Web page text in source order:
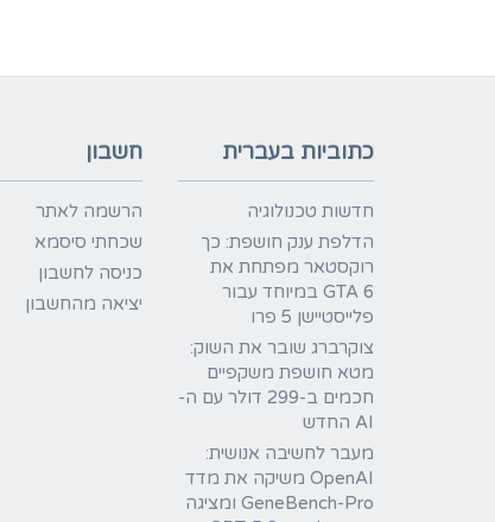
כתוביות בעברית
חדשות טכנולוגיה
הדלפת ענק חושפת: כך
רוקסטאר מפתחת את
GTA 6 במיוחד עבור
פלייסטיישן 5 פרו
צוקרברג שובר את השוק:
מטא חושפת משקפיים
חכמים ב-299 דולר עם ה-
AI החדש
מעבר לחשיבה אנושית:
OpenAI משיקה את מדד
GeneBench-Pro ומציגה
חשבון
הרשמה לאתר
שכחתי סיסמא
כניסה לחשבון
יציאה מהחשבון